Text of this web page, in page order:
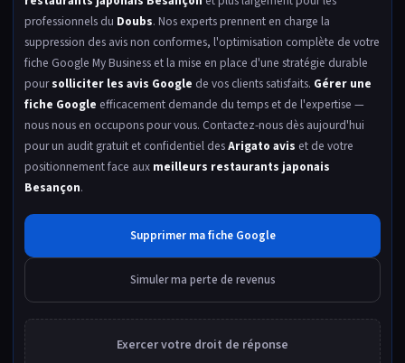
professionnels du Doubs. Nos experts prennent en charge la
suppression des avis non conformes, l'optimisation complète de votre
fiche Google My Business et la mise en place d'une stratégie durable
poursolliciter les avis Google de vos clients satisfaits. Gérer une
fiche Google efficacement demande du temps et de l'expertise —
nous nous en occupons pour vous. Contactez-nous dès aujourd'hui
pour un audit gratuit et confidentiel desArigato avis et de votre
positionnement face aux meilleurs restaurants japonais
Besançon.
Supprimer ma fiche Google
Simuler ma perte de revenus
Exercer votre droit de réponse